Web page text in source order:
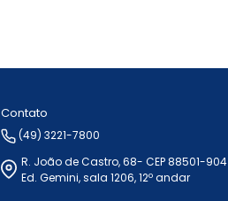
Contato
(49) 3221-7800
R. João de Castro, 68- CEP 88501-904
Ed. Gemini, sala 1206, 12º andar